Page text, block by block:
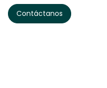
Contáctanos